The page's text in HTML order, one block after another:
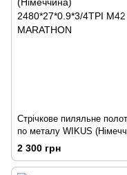
Стрічкове пиляльне
по металу WIKUS
2480*27*0.9*3/4TPI M42
MARATHON
2 300 грн